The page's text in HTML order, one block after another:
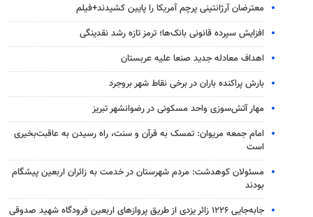
معترضان آرژانتینی پرچم آمریکا را پایین کشیدند+فیلم
افزایش سپرده قانونی بانک‌ها؛ ترمز تازه رشد نقدینگی
اهداف معادله جدید صنعا علیه عربستان
بارش پراکنده باران در برخی نقاط شهر بروجرد
مهار آتش‌سوزی واحد مسکونی در رضوانشهر تبریز
امام جمعه مریوان: تمسک به قرآن و سنت، راه رسیدن به عاقبت‌بخیری
است
مسئولان کوهدشت: مردم شهرستان در خدمت به زائران اربعین پیشگام
بودند
جابه‌جایی ۱۲۲۶ زائر یزدی از طریق پروازهای اربعین فرودگاه شهید صدوقی